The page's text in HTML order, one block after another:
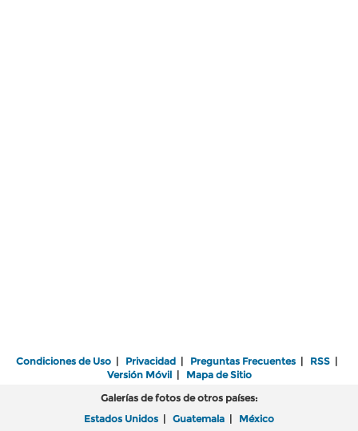
Condiciones de Uso | Privacidad | Preguntas Frecuentes | RSS |
Versión Móvil| Mapa de Sitio
Galerías de fotos de otros países:
Estados Unidos | Guatemala | México